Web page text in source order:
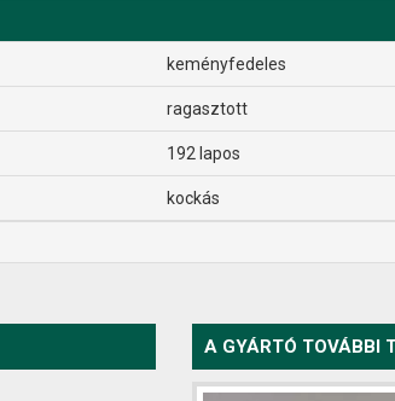
keményfedeles
ragasztott
192 lapos
kockás
A GYÁRTÓ TOVÁBBI